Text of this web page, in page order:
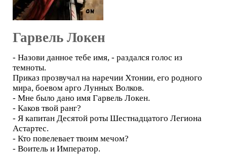
Гарвель Локен
- Назови данное тебе имя, - раздался голос из
темноты.
Приказ прозвучал на наречии Хтонии, его родного
мира, боевом арго Лунных Волков.
- Мне было дано имя Гарвель Локен.
- Каков твой ранг?
- Я капитан Десятой роты Шестнадцатого Легиона
Астартес.
- Кто повелевает твоим мечом?
- Воитель и Император.